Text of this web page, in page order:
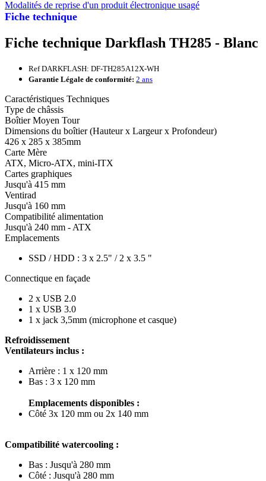
Fiche technique
Modalités de reprise d'un produit électronique usagé
Fiche technique Darkflash TH285 - Blanc
Ref DARKFLASH: DF-TH285A12X-WH
Garantie Légale de conformité: 2 ans
Caractéristiques Techniques
Type de châssis
Boîtier Moyen Tour
Dimensions du boîtier (Hauteur x Largeur x Profondeur)
426 x 285 x 385mm
Carte Mère
ATX, Micro-ATX, mini-ITX
Cartes graphiques
Jusqu'à 415 mm
Ventirad
Jusqu'à 160 mm
Compatibilité alimentation
Jusqu'à 240 mm - ATX
Emplacements
SSD / HDD : 3 x 2.5" / 2 x 3.5 "
Connectique en façade
2 x USB 2.0
1 x USB 3.0
1 x jack 3,5mm (microphone et casque)
Refroidissement
Ventilateurs inclus :
Arrière : 1 x 120 mm
Bas : 3 x 120 mm
Emplacements disponibles :
Côté 3x 120 mm ou 2x 140 mm
Compatibilité watercooling :
Bas : Jusqu'à 280 mm
Côté : Jusqu'à 280 mm